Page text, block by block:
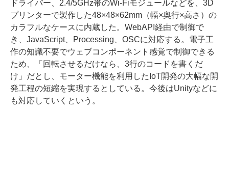
ドライバー、2.4/5GHz帯のWi-Fiモジュールなどを、3D
プリンターで製作した48×48×62mm（幅×奥行×高さ）の
カラフルなケースに内蔵した。WebAPI経由で制御で
き、JavaScript、Processing、OSCに対応する。電子工
作の知識不要でウェブコンポーネント感覚で制御できる
ため、「回転させるだけなら、3行のコードを書くだ
け」だとし、モーター機能を利用したIoT開発の大幅な開
発工程の短縮を実現するとしている。今後はUnityなどに
も対応していくという。